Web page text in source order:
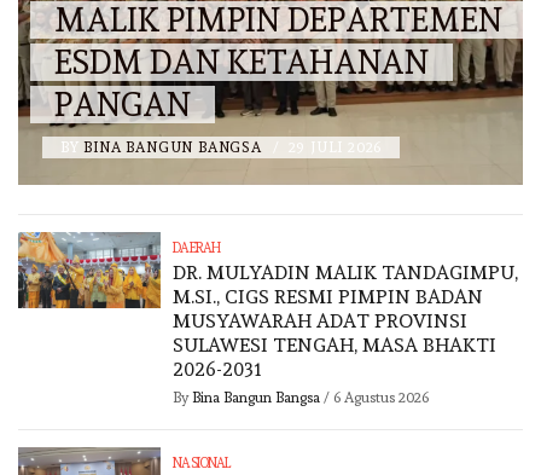
MALIK PIMPIN DEPARTEMEN
ESDM DAN KETAHANAN
PANGAN
BY BINA BANGUN BANGSA 29 JULI 2026
DAERAH
DR. MULYADIN MALIK TANDAGIMPU,
M.SI., CIGS RESMI PIMPIN BADAN
MUSYAWARAH ADAT PROVINSI
SULAWESI TENGAH, MASA BHAKTI
2026-2031
By Bina Bangun Bangsa/ 6 Agustus 2026
NASIONAL